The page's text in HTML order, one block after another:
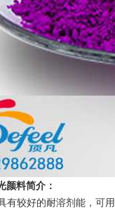
颜料简介：
有较好的耐溶剂能，可